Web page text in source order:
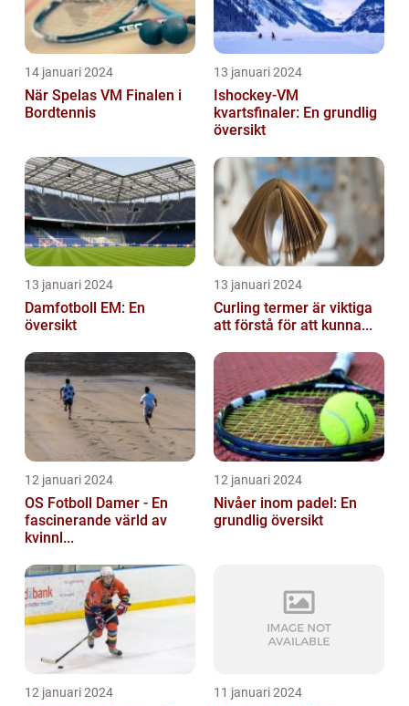
14 januari 2024
När Spelas VM Finalen i
Bordtennis
13 januari 2024
Ishockey-VM
kvartsfinaler: En grundlig
översikt
13 januari 2024
Damfotboll EM: En
översikt
13 januari 2024
Curling termer är viktiga
att förstå för att kunna...
12 januari 2024
OS Fotboll Damer - En
fascinerande värld av
kvinnl...
12 januari 2024
Nivåer inom padel: En
grundlig översikt
12 januari 2024 11 januari 2024